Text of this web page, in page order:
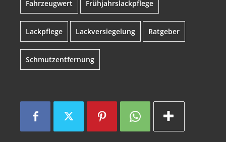
Fahrzeugwert Frühjahrslackpflege
Lackpflege Lackversiegelung Ratgeber
Schmutzentfernung